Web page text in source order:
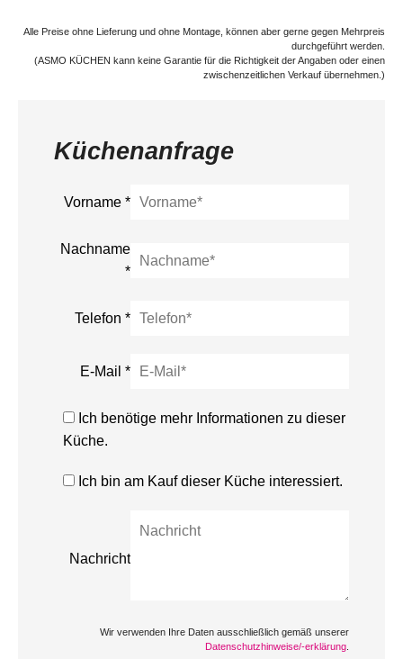
Alle Preise ohne Lieferung und ohne Montage, können aber gerne gegen Mehrpreis
durchgeführt werden.
(ASMO KÜCHEN kann keine Garantie für die Richtigkeit der Angaben oder einen
zwischenzeitlichen Verkauf übernehmen.)
Küchenanfrage
Vorname*
Nachname
*
Telefon*
E-Mail*
Ich benötige mehr Informationen zu dieser
Küche.
Ich bin am Kauf dieser Küche interessiert.
Nachricht
Wir verwenden Ihre Daten ausschließlich gemäß unserer
Datenschutzhinweise/-erklärung